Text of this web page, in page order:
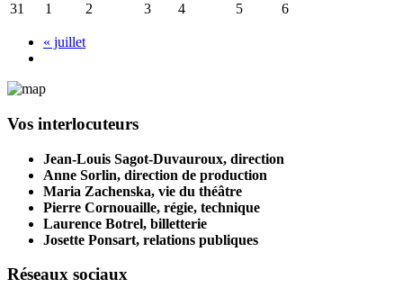
31
1 2 3 4 5 6
« juillet
Vos interlocuteurs
Jean-Louis Sagot-Duvauroux, direction
Anne Sorlin, direction de production
Maria Zachenska, vie du théâtre
Pierre Cornouaille, régie, technique
Laurence Botrel, billetterie
Josette Ponsart, relations publiques
Réseaux sociaux